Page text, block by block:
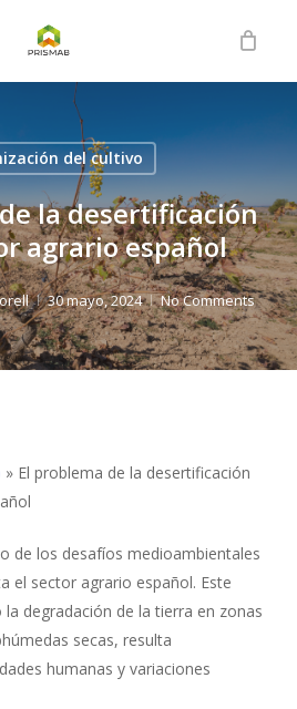
Close
del cultivo
la desertificación
agrario español
30 mayo, 2024 No Comments
» El problema de la desertificación
de los desafíos medioambientales
el sector agrario español. Este
degradación de la tierra en zonas
secas, resulta
humanas y variaciones